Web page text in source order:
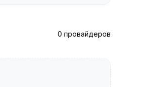
0 провайдеров